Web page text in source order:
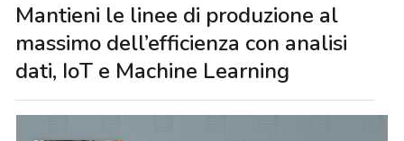
Mantieni le linee di produzione al
massimo dell’efficienza con analisi
dati, IoT e Machine Learning